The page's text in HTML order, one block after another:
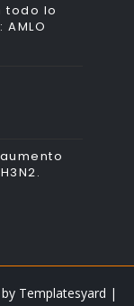
todo lo
Templatesyard |